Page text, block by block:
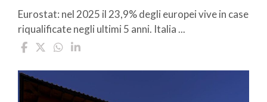
Eurostat: nel 2025 il 23,9% degli europei vive in case
riqualificate negli ultimi 5 anni. Italia ...